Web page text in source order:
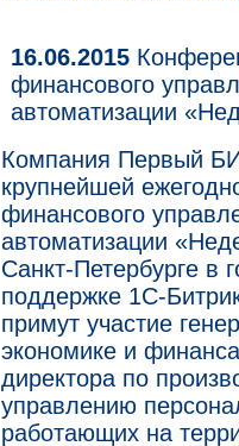
16.06.2015
финансового
автоматизации
Компания Первый
крупнейшей
финансового
автоматизации
Санкт-Петербурге в
поддержке 1С-
примут участие
экономике и
директора по
управлению
работающих на